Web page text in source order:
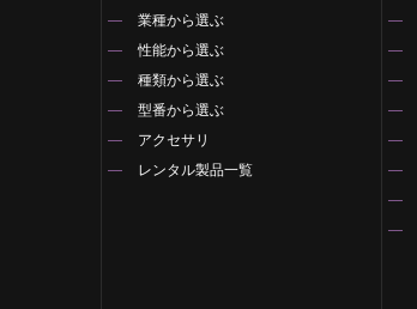
業種から選ぶ
性能から選ぶ
種類から選ぶ
型番から選ぶ
アクセサリ
レンタル製品一覧